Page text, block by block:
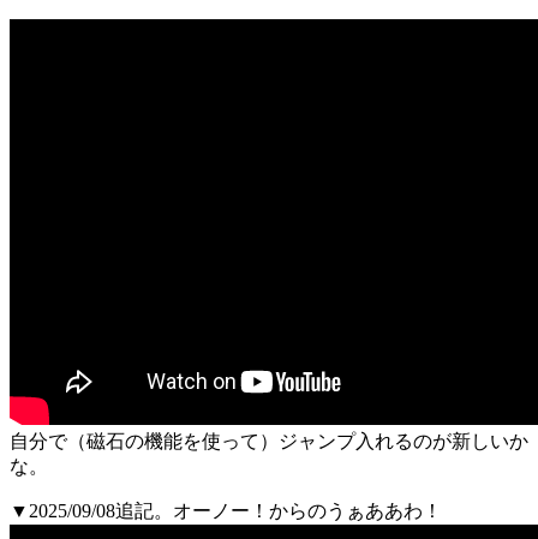
自分で（磁石の機能を使って）ジャンプ入れるのが新しいか
な。
▼2025/09/08追記。オーノー！からのうぁああわ！